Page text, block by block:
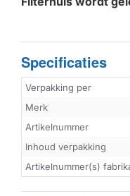
Specificaties
Verpakking per
Merk
Artikelnummer
Inhoud verpakking
Artikelnummer(s)